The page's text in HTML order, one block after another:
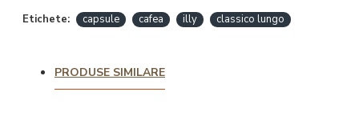
Etichete: capsule cafea illy classico lungo
PRODUSE SIMILARE